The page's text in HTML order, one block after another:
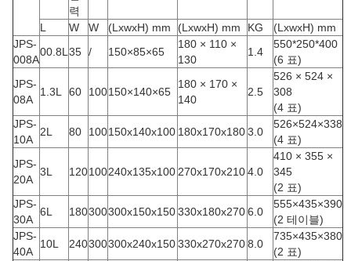
력
L W W (LxwxH) mm (LxwxH) mm KG
(LxwxH) mm
JPS-
008A
00.8L 35 / 150×85×65
180 × 110 ×
130
1.4
550*250*400
(6 표)
JPS-
08A
1.3L 60 100150×140×65
180 × 170 ×
140
2.5
526 × 524 ×
308
(4 표)
JPS-
10A
2L 80 100150x140x100 180x170x1803.0
526×524×338
(4 표)
JPS-
20A
3L 120100240x135x100 270x170x2104.0
410 × 355 ×
345
(2 표)
JPS-
30A
6L 180300300x150x150330x180x2706.0
555×435×390
(2 테이블)
JPS-
40A
10L 240300300x240x150330x270x2708.0
735×435×380
(2 표)